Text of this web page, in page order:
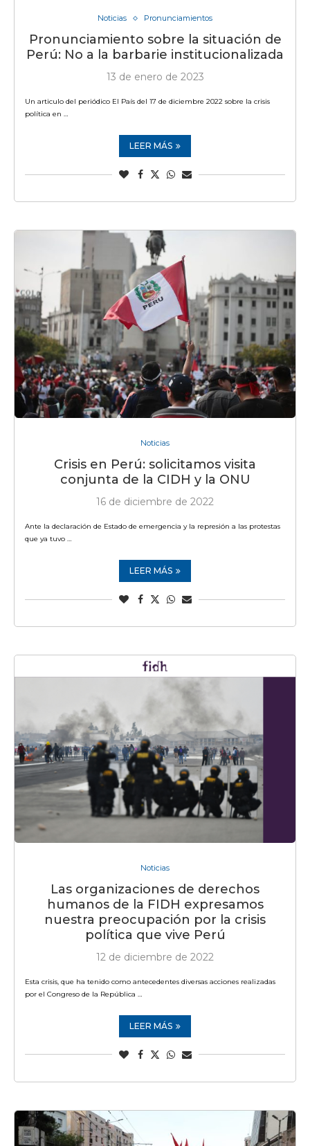
Noticias Pronunciamientos
Pronunciamiento sobre la situación de
Perú: No a la barbarie institucionalizada
13 de enero de 2023
Un articulo del periódico El País del 17 de diciembre 2022 sobre la crisis
política en …
LEER MÁS
Noticias
Crisis en Perú: solicitamos visita
conjunta de la CIDH y la ONU
16 de diciembre de 2022
Ante la declaración de Estado de emergencia y la represión a las protestas
que ya tuvo …
LEER MÁS
Noticias
Las organizaciones de derechos
humanos de la FIDH expresamos
nuestra preocupación por la crisis
política que vive Perú
12 de diciembre de 2022
Esta crisis, que ha tenido como antecedentes diversas acciones realizadas
por el Congreso de la República …
LEER MÁS